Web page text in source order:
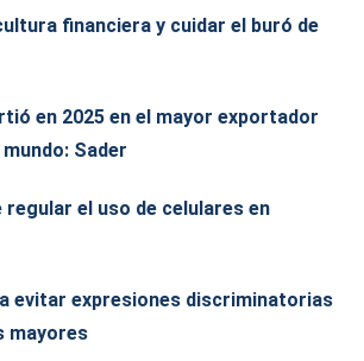
financiera y cuidar el buró de
en 2025 en el mayor exportador
Sader
regular el uso de celulares en
evitar expresiones discriminatorias
mayores